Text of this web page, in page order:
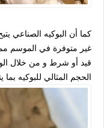
كما أن البوكيه الصناعي
غير متوفرة في الموسم
قيد أو شرط و من خلال
الحجم المثالي للبوكيه